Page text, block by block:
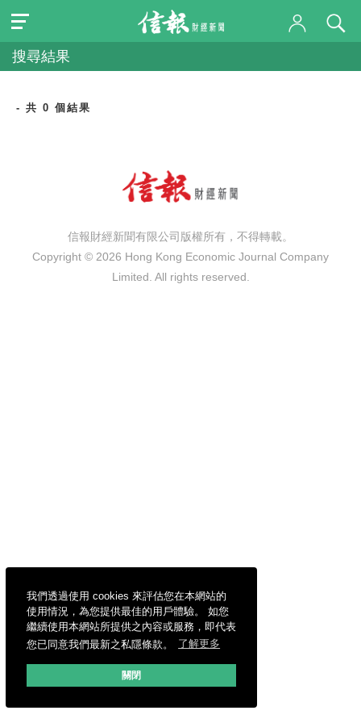
我們透過使用 cookies 來評估您在本網站的
使用情況，為您提供最佳的用戶體驗。 如您
繼續使用本網站所提供之內容或服務，即代表
您已同意我們最新之私隱條款。
了解更多
關閉
搜尋結果
- 共 0 個結果
信報財經新聞有限公司版權所有，不得轉載。
Copyright © 2026 Hong Kong Economic Journal Company
Limited. All rights reserved.